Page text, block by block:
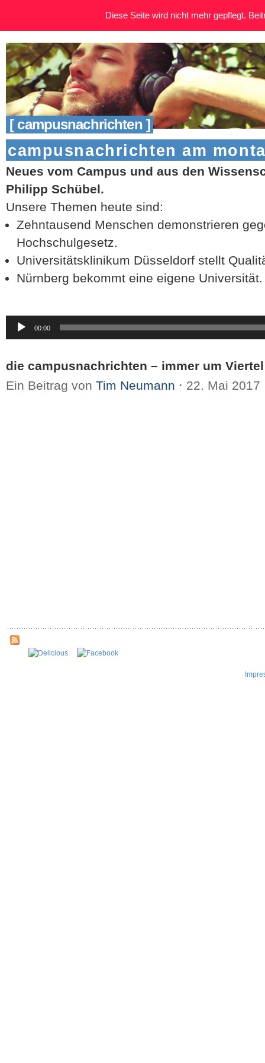
[ campusnachrichten ]
campusnachrichten am
Neues vom Campus und aus den
Philipp Schübel.
Unsere Themen heute sind:
Zehntausend Menschen demonstrieren
Hochschulgesetz.
Universitätsklinikum Düsseldorf stellt
Nürnberg bekommt eine eigene Universität.
Audio-
Player
00:00
die campusnachrichten – immer um
Ein Beitrag von Tim Neumann ⋅ 22. Mai 2017
Diese Seite wird nicht mehr gepflegt.